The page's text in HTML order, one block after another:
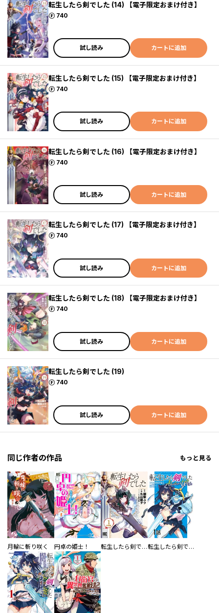
転生したら剣でした (14) 【電子限定おまけ付き】
740
ポイント
試し読み カートに追加
転生したら剣でした (15) 【電子限定おまけ付き】
740
ポイント
試し読み カートに追加
転生したら剣でした (16) 【電子限定おまけ付き】
740
ポイント
試し読み カートに追加
転生したら剣でした (17) 【電子限定おまけ付き】
740
ポイント
試し読み カートに追加
転生したら剣でした (18) 【電子限定おまけ付き】
740
ポイント
試し読み カートに追加
転生したら剣でした (19)
740
ポイント
試し読み カートに追加
同じ作者の作品 もっと見る
月輪に斬り咲く 円卓の姫士！ 転生したら剣でした 【分冊版】 転生したら剣でした Another Wish【単話版】